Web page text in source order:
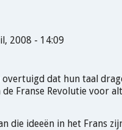
2008 - 14:09
overtuigd dat hun taal
Franse Revolutie voor
die ideeën in het Frans